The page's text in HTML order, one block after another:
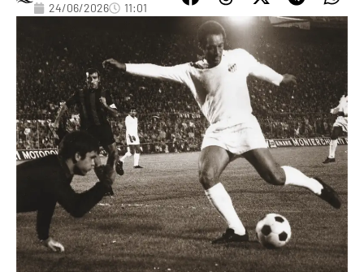
24/06/2026 11:01